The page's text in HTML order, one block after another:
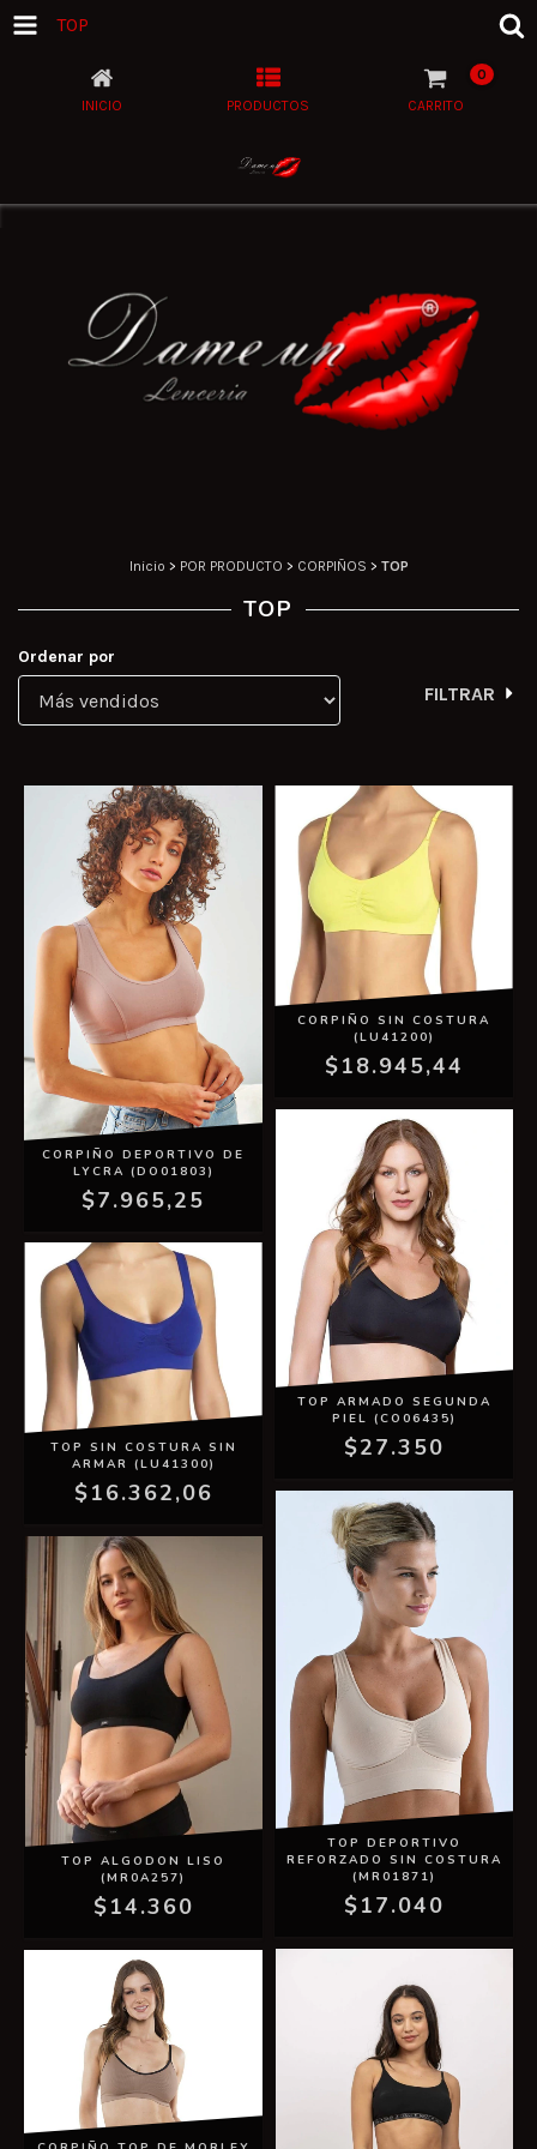
TOP
INICIO PRODUCTOS CARRITO
0
Inicio > POR PRODUCTO > CORPIÑOS > TOP
TOP
Ordenar por
FILTRAR
CORPIÑO DEPORTIVO DE
LYCRA (DO01803)
$7.965,25
CORPIÑO SIN COSTURA
(LU41200)
$18.945,44
TOP SIN COSTURA SIN
ARMAR (LU41300)
$16.362,06
TOP ARMADO SEGUNDA
PIEL (CO06435)
$27.350
TOP ALGODON LISO
(MR0A257)
$14.360
TOP DEPORTIVO
REFORZADO SIN COSTURA
(MR01871)
$17.040